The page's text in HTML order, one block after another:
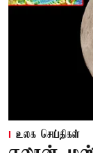
உலக செய்திகள்